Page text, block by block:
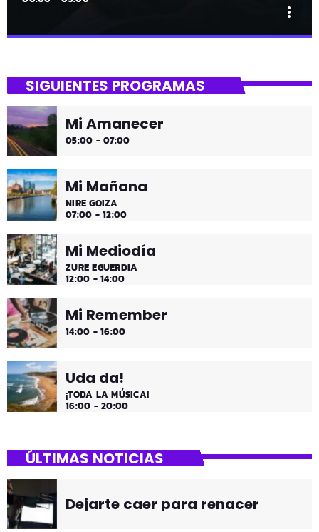
more_vert
gure gaua
Desconecta y disfruta cada madrugada de la música
más tranquila.
SIGUIENTES PROGRAMAS
Mi Amanecer
05:00 - 07:00
Mi Mañana
NIRE GOIZA
07:00 - 12:00
Mi Mediodía
ZURE EGUERDIA
12:00 - 14:00
Mi Remember
14:00 - 16:00
Uda da!
¡TODA LA MÚSICA!
16:00 - 20:00
ÚLTIMAS NOTICIAS
Dejarte caer para renacer